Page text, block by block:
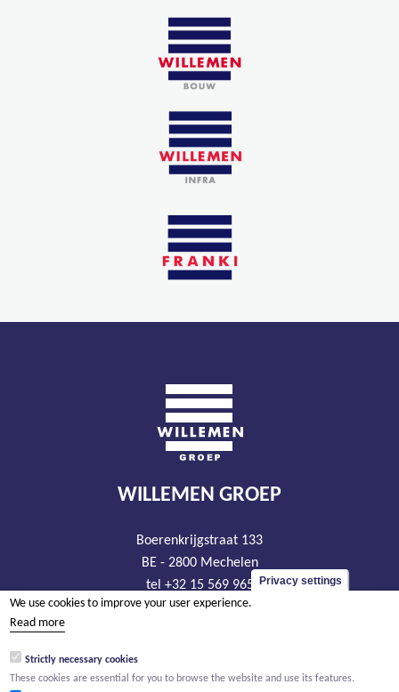
WILLEMEN GROEP
Boerenkrijgstraat 133
BE - 2800 Mechelen
tel +32 15 569 965
groep@willemen.be
RLP Antwerp, department Mechelen
Privacy settings
We use cookies to improve your user experience.
Read more
Strictly necessary cookies
These cookies are essential for you to browse the website and use its features.